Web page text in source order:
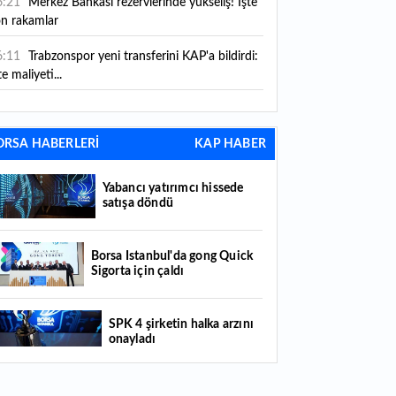
rakamlar
maliyeti...
TMO 2026-2027 fındık alım fiyatlarını
Yabancı yatırımcı hissede satışa döndü
geriledi
Türkiye'de her 4 kişiden 3'ü internet
kullanıyor
Türkiye'nin 2026 dijital karnesi: En çok
HABERLERİ KAP HABER
Yabancı yatırımcı hissede
satışa döndü
Borsa İstanbul'da gong Quick
Sigorta için çaldı
SPK 4 şirketin halka arzını
onayladı